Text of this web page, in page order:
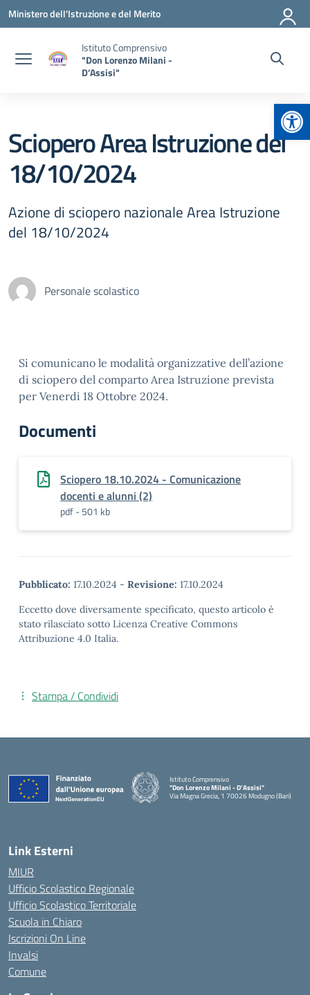
Vai ai contenuti
Vai al menu di navigazione
Vai al footer
Ministero dell'Istruzione e del Merito
Istituto Comprensivo
"Don Lorenzo Milani -
D’Assisi"
Sciopero Area Istruzione del
18/10/2024
Azione di sciopero nazionale Area Istruzione
del 18/10/2024
Personale scolastico
Si comunicano le modalità organizzative dell’azione
di sciopero del comparto Area Istruzione prevista
per Venerdi 18 Ottobre 2024.
Documenti
Sciopero 18.10.2024 - Comunicazione
docenti e alunni (2)
pdf - 501 kb
Pubblicato: 17.10.2024 - Revisione: 17.10.2024
Eccetto dove diversamente specificato, questo articolo è
stato rilasciato sotto Licenza Creative Commons
Attribuzione 4.0 Italia.
Stampa / Condividi
Istituto Comprensivo
"Don Lorenzo Milani - D’Assisi"
Via Magna Grecia, 1 70026 Modugno (Bari)
— Visita la pagina iniziale della scuola
Link Esterni
MIUR
Ufficio Scolastico Regionale
Ufficio Scolastico Territoriale
Scuola in Chiaro
Iscrizioni On Line
Invalsi
Comune